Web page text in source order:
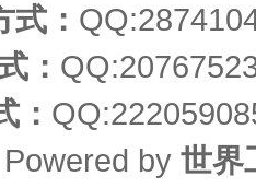
式：
：
：
Powered by 世界